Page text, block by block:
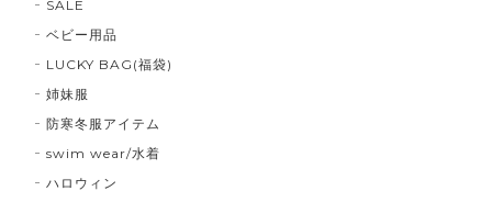
SALE
ベビー用品
LUCKY BAG(福袋)
姉妹服
防寒冬服アイテム
swim wear/水着
ハロウィン